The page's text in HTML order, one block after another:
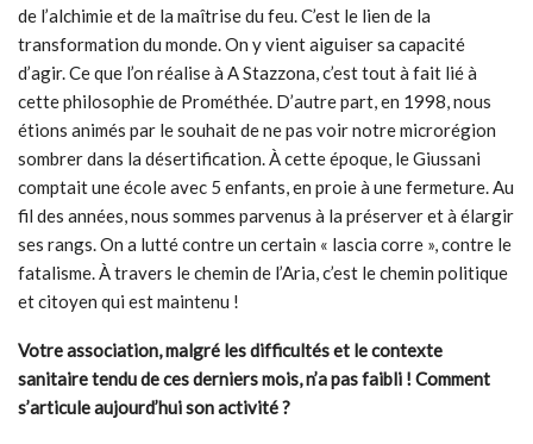
de l’alchimie et de la maîtrise du feu. C’est le lien de la
transformation du monde. On y vient aiguiser sa capacité
d’agir. Ce que l’on réalise à A Stazzona, c’est tout à fait lié à
cette philosophie de Prométhée. D’autre part, en 1998, nous
étions animés par le souhait de ne pas voir notre microrégion
sombrer dans la désertification. À cette époque, le Giussani
comptait une école avec 5 enfants, en proie à une fermeture. Au
fil des années, nous sommes parvenus à la préserver et à élargir
ses rangs. On a lutté contre un certain « lascia corre », contre le
fatalisme. À travers le chemin de l’Aria, c’est le chemin politique
et citoyen qui est maintenu !
Votre association, malgré les difficultés et le contexte
sanitaire tendu de ces derniers mois, n’a pas faibli ! Comment
s’articule aujourd’hui son activité ?